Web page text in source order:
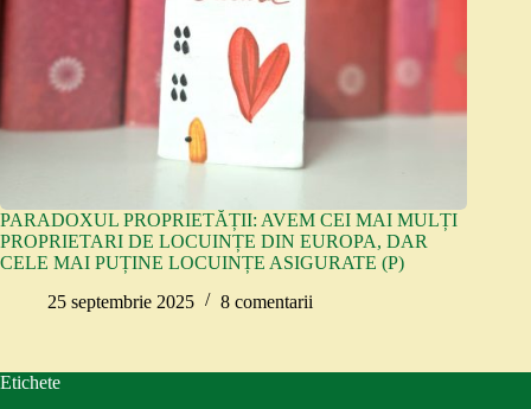
PARADOXUL PROPRIETĂȚII: AVEM CEI MAI MULȚI
PROPRIETARI DE LOCUINȚE DIN EUROPA, DAR
CELE MAI PUȚINE LOCUINȚE ASIGURATE (P)
25 septembrie 2025
8 comentarii
Etichete